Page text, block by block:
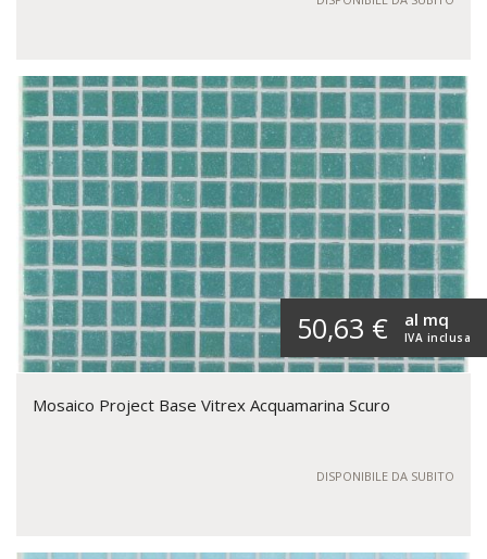
50,63 € IVA inclusa
al mq
Mosaico Project Base Vitrex Acquamarina Scuro
DISPONIBILE DA SUBITO